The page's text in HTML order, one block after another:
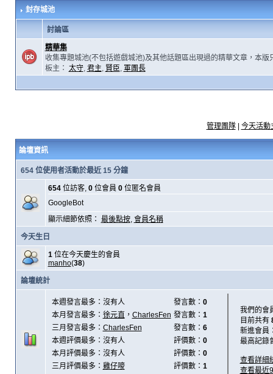
封存城池
討論區
精華集
收集專題城池(不包括遊戲城池)及其他話題區出現過的精華文章，本版
板主： 太守, 君主, 賢臣, 軍團長
管理團隊| 今天活動
論壇資訊
654 位使用者活動於最近 15 分鐘
654位訪客, 0位會員 0位匿名會員
GoogleBot
顯示細節依照： 最後點按, 會員名稱
今天生日
1位在今天慶生的會員
manho(38)
論壇統計
本週發言最多：沒有人 發言數： 0
本月發言最多： 徐元直 ， CharlesFen 發言數： 1
三月發言最多： CharlesFen 發言數： 6
本週評價最多：沒有人
評價數： 0
本月評價最多：沒有人
評價數： 0
三月評價最多： 雞仔嘜 評價數： 1
我們的會
目前共有
新進會員
最高記錄
查看詳細
查看最近